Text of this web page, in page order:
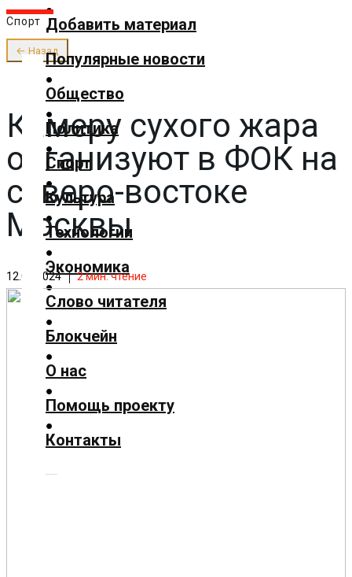
Предложить новость
О нас
✕
Главная
Добавить
материал
Популярные
новости
Общество
Спорт
Культура
Экономика
Слово
Блокчейн
О
Добавить материал
Популярные новости
Общество
Политика
Спорт
Культура
Технологии
Экономика
Слово читателя
Блокчейн
О нас
Помощь проекту
Контакты
Спорт
← Назад
Камеру сухого жара
организуют в ФОК на
северо-востоке
Москвы
12.03.2024 2мин. чтение